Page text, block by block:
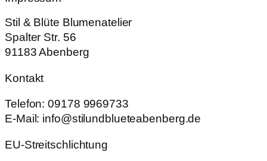
Stil & Blüte Blumenatelier
Spalter Str. 56
91183 Abenberg
Kontakt
Telefon: 09178 9969733
E-Mail: info@stilundblueteabenberg.de
EU-Streitschlichtung